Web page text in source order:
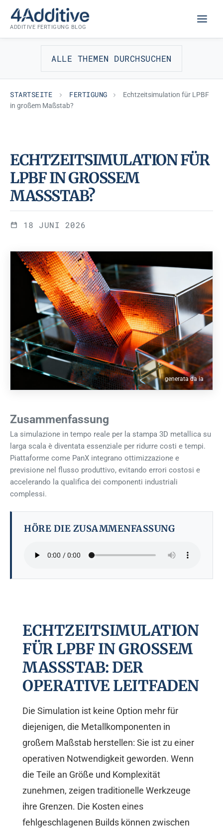
Inhalt
springen
ADDITIVE FERTIGUNG BLOG
ALLE THEMEN DURCHSUCHEN
STARTSEITE FERTIGUNG
Echtzeitsimulation für LPBF
in großem Maßstab?
FERTIGUNG
ECHTZEITSIMULATION FÜR
LPBF IN GROSSEM M
ASSSTAB?
18 JUNI 2026
generata da ia
Zusammenfassung
La simulazione in tempo reale per la stampa 3D metallica su
larga scala è diventata essenziale per ridurre costi e tempi.
Piattaforme come PanX integrano ottimizzazione e
previsione nel flusso produttivo, evitando errori costosi e
accelerando la qualifica dei componenti industriali
complessi.
HÖRE DIE ZUSAMMENFASSUNG
ECHTZEITSIMULATION
FÜR LPBF IN GROSSEM M
ASSSTAB: DER OP
ERATIVE LEITFADEN
Die Simulation ist keine Option mehr für
diejenigen, die Metallkomponenten in
großem Maßstab herstellen: Sie ist zu einer
operativen Notwendigkeit geworden. Wenn
die Teile an Größe und Komplexität
zunehmen, zeigen traditionelle Werkzeuge
ihre Grenzen. Die Kosten eines
fehlgeschlagenen Builds können zwischen